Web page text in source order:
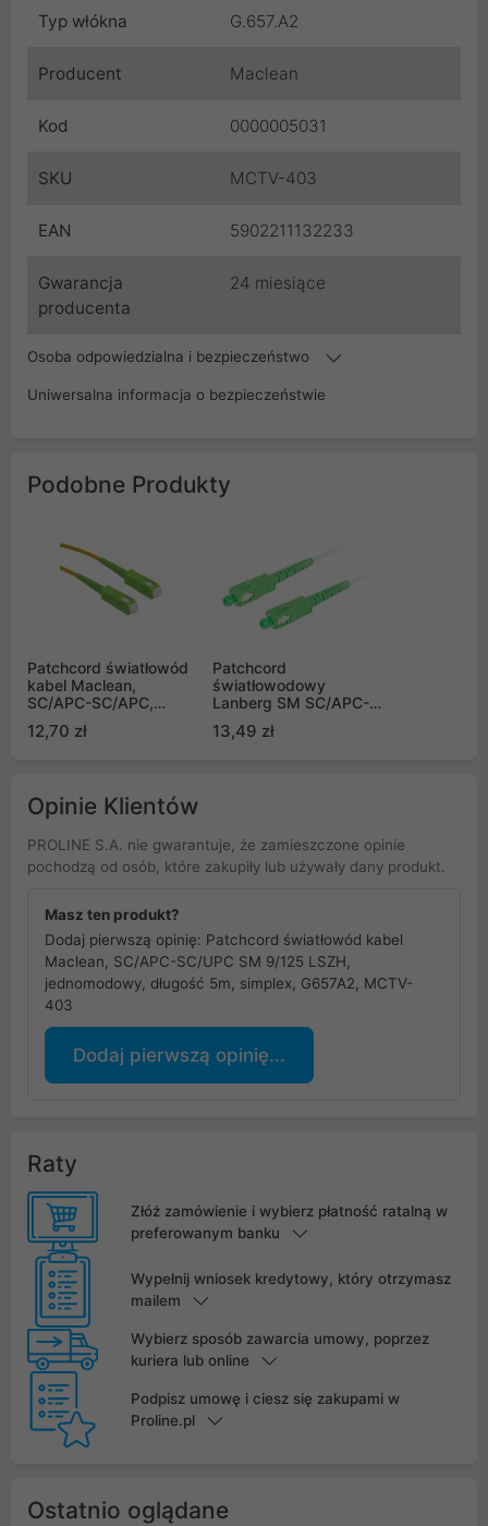
Typ włókna G.657.A2
Producent Maclean
Kod 0000005031
SKU MCTV-403
EAN 5902211132233
Gwarancja
producenta
24 miesiące
Osoba odpowiedzialna i bezpieczeństwo
Uniwersalna informacja o bezpieczeństwie
Podobne Produkty
Patchcord światłowód
kabel Maclean,
SC/APC-SC/APC,
jednomodowy, długość
3m, simplex, G657A2
12,70 zł
Patchcord
światłowodowy
Lanberg SM SC/APC-
SC/APC SIMPLEX
3.0MM LSZH G657A2
13,49 zł
Opinie Klientów
PROLINE S.A. nie gwarantuje, że zamieszczone opinie
pochodzą od osób, które zakupiły lub używały dany produkt.
Masz ten produkt?
Dodaj pierwszą opinię: Patchcord światłowód kabel
Maclean, SC/APC-SC/UPC SM 9/125 LSZH,
jednomodowy, długość 5m, simplex, G657A2, MCTV-
403
Dodaj pierwszą opinię...
Raty
Złóż zamówienie i wybierz płatność ratalną w
preferowanym banku
Wypełnij wniosek kredytowy, który otrzymasz
mailem
Wybierz sposób zawarcia umowy, poprzez
kuriera lub online
Podpisz umowę i ciesz się zakupami w
Proline.pl
Ostatnio oglądane